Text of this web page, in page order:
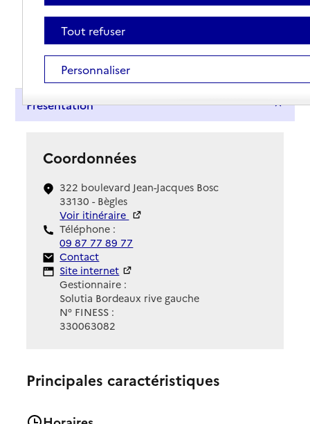
Tout déplier
Présentation
Coordonnées
322 boulevard Jean-Jacques Bosc
33130 - Bègles
Voir itinéraire
Téléphone :
09 87 77 89 77
Contact
Contact
Site Internet
Site internet
Gestionnaire :
Solutia Bordeaux rive gauche
N° FINESS :
330063082
Principales caractéristiques
Tout refuser
Personnaliser